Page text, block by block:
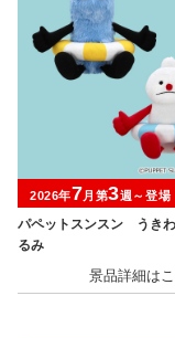
パペットスンスン うき
るみ
2026年7月第3週～登場